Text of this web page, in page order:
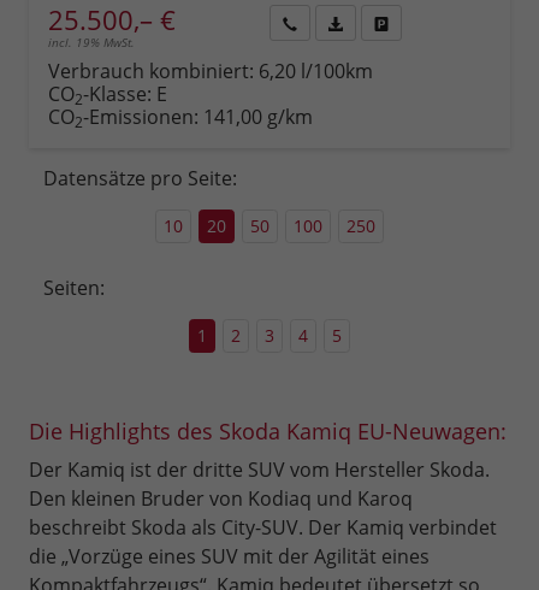
25.500,– €
incl. 19% MwSt.
anfordern
Datei,
Verbrauch kombiniert: 6,20 l/100km
CO2-Klasse: E
CO2-Emissionen: 141,00 g/km
Datensätze pro Seite:
10 20 50 100 250
Seiten:
1 2 3 4 5
Die Highlights des Skoda Kamiq EU-Neuwagen:
Der Kamiq ist der dritte SUV vom Hersteller Skoda.
Den kleinen Bruder von Kodiaq und Karoq
beschreibt Skoda als City-SUV. Der Kamiq verbindet
die „Vorzüge eines SUV mit der Agilität eines